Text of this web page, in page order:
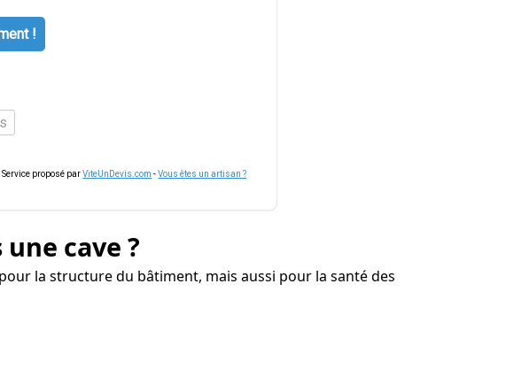
!
Service proposé parViteUnDevis.com -Vous êtes un artisan ?
cave ?
la structure du bâtiment, mais aussi pour la santé des